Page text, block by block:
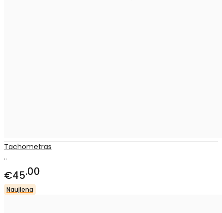
Tachometras
..
€45 00
Naujiena